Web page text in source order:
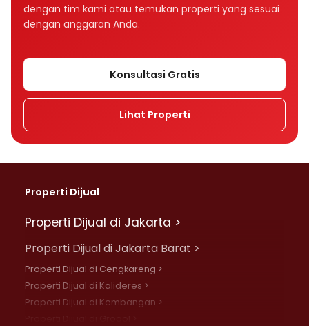
dengan tim kami atau temukan properti yang sesuai
dengan anggaran Anda.
Konsultasi Gratis
Lihat Properti
Properti Dijual
Properti Dijual di Jakarta >
Properti Dijual di Jakarta Barat >
Properti Dijual di Cengkareng >
Properti Dijual di Kalideres >
Properti Dijual di Kembangan >